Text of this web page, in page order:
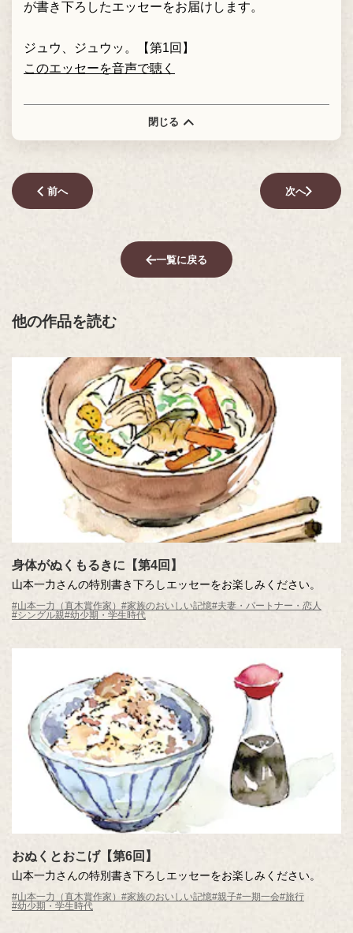
が書き下ろしたエッセーをお届けします。
ジュウ、ジュウッ。【第1回】
このエッセーを音声で聴く
閉じる
前へ 次へ
一覧に戻る
他の作品を読む
身体がぬくもるきに【第4回】
山本一力さんの特別書き下ろしエッセーをお楽しみください。
#山本一力（直木賞作家） #家族のおいしい記憶#夫妻・パートナー・恋人
#シングル親#幼少期・学生時代
おぬくとおこげ【第6回】
山本一力さんの特別書き下ろしエッセーをお楽しみください。
#山本一力（直木賞作家） #家族のおいしい記憶#親子#一期一会#旅行
#幼少期・学生時代